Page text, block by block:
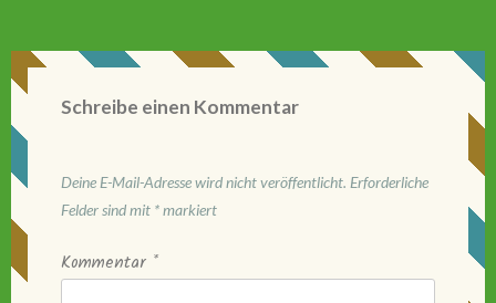
Schreibe einen Kommentar
Deine E-Mail-Adresse wird nicht veröffentlicht. Erforderliche
Felder sind mit *markiert
Kommentar *